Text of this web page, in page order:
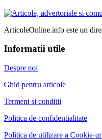
ArticoleOnline.info este un
Informatii utile
Despre noi
Ghid pentru articole
Termeni si conditii
Politica de confidentialitate
Politica de utilizare a Cookie-